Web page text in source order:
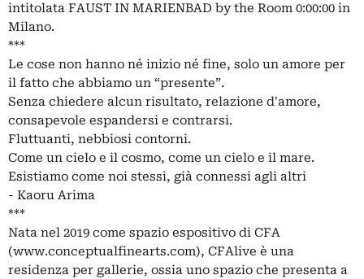
intitolata FAUST IN MARIENBAD by the Room 0:00:00 in
Milano.
***
Le cose non hanno né inizio né fine, solo un amore per
il fatto che abbiamo un “presente”.
Senza chiedere alcun risultato, relazione d'amore,
consapevole espandersi e contrarsi.
Fluttuanti, nebbiosi contorni.
Come un cielo e il cosmo, come un cielo e il mare.
Esistiamo come noi stessi, già connessi agli altri
- Kaoru Arima
***
Nata nel 2019 come spazio espositivo di CFA
(www.conceptualfinearts.com), CFAlive è una
residenza per gallerie, ossia uno spazio che presenta a